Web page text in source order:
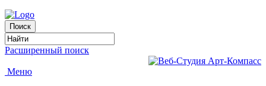
Расширенный поиск
Меню